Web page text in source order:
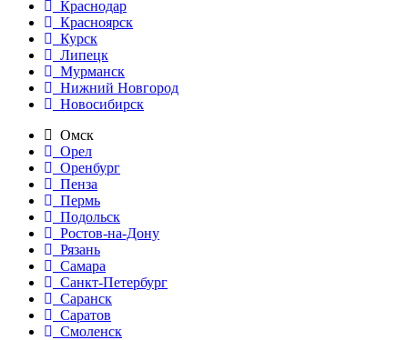
Краснодар
Красноярск
Курск
Липецк
Мурманск
Нижний Новгород
Новосибирск
Омск
Орел
Оренбург
Пенза
Пермь
Подольск
Ростов-на-Дону
Рязань
Самара
Санкт-Петербург
Саранск
Саратов
Смоленск